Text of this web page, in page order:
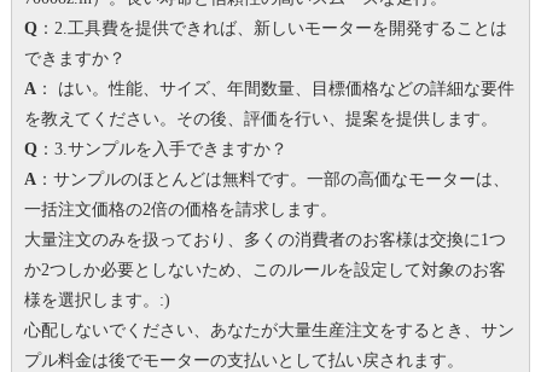
Q：2.工具費を提供できれば、新しいモーターを開発することは
できますか？
A： はい。性能、サイズ、年間数量、目標価格などの詳細な要件
を教えてください。その後、評価を行い、提案を提供します。
Q：3.サンプルを入手できますか？
A：サンプルのほとんどは無料です。一部の高価なモーターは、
一括注文価格の2倍の価格を請求します。
大量注文のみを扱っており、多くの消費者のお客様は交換に1つ
か2つしか必要としないため、このルールを設定して対象のお客
様を選択します。 :)
心配しないでください、あなたが大量生産注文をするとき、サン
プル料金は後でモーターの支払いとして払い戻されます。